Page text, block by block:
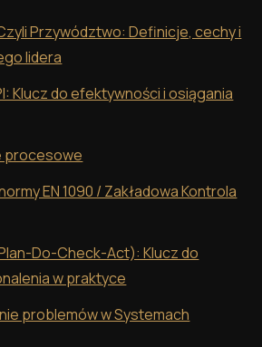
Przywództwo: Definicje, cechy i
lidera
Klucz do efektywności i osiągania
procesowe
EN 1090 / Zakładowa Kontrola
Do-Check-Act): Klucz do
w praktyce
problemów w Systemach